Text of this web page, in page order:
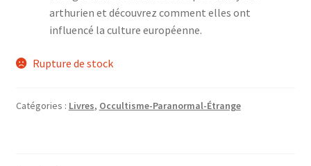
arthurien et découvrez comment elles ont
influencé la culture européenne.
Rupture de stock
Catégories : Livres, Occultisme-Paranormal-Étrange